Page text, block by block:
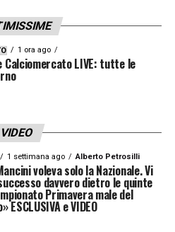
club nel medio
tempi previsti, i tifosi
guardare con
per inseguire gli
Europa League.
TOP NEWS
1 ora ago
Calciomercato LIVE: tutte le
VIDEO
1 settimana ago Alberto Petrosilli
voleva solo la Nazionale. Vi
davvero dietro le quinte
Primavera male del
ESCLUSIVA e VIDEO